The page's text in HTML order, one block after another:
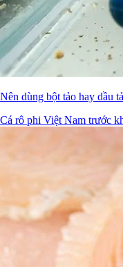
Nên dùng bột tảo hay dầu
Cá rô phi Việt Nam trước